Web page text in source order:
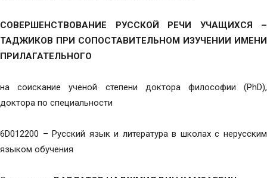
СОВЕРШЕНСТВОВАНИЕ РУССКОЙ РЕЧИ УЧАЩИХСЯ –
ТАДЖИКОВ ПРИ СОПОСТАВИТЕЛЬНОМ ИЗУЧЕНИИ ИМЕНИ
ПРИЛАГАТЕЛЬНОГО
на соискание ученой степени доктора философии (PhD),
доктора по специальности
6D012200 – Русский язык и литература в школах с нерусским
языком обучения